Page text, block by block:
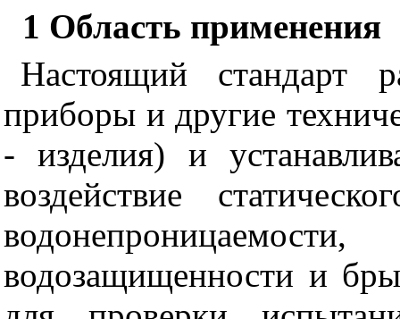
1 Область применения
Настоящий стандарт
приборы и другие
- изделия) и
воздействие
водозащищенности и